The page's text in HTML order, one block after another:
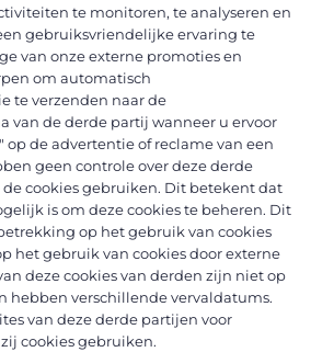
te monitoren, te analyseren en
gebruiksvriendelijke ervaring te
van onze externe promoties en
om automatisch
te verzenden naar de
van de derde partij wanneer u ervoor
op de advertentie of reclame van een
geen controle over deze derde
cookies gebruiken. Dit betekent dat
is om deze cookies te beheren. Dit
op het gebruik van cookies
het gebruik van cookies door externe
deze cookies van derden zijn niet op
hebben verschillende vervaldatums.
van deze derde partijen voor
cookies gebruiken.